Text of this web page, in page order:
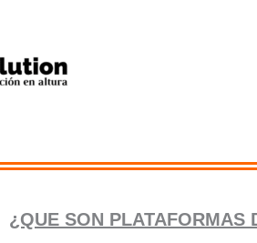
¿QUE SON PLATAFORMAS